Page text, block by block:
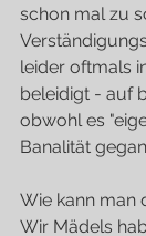
schon mal zu
leider oftmals
beleidigt - auf
obwohl es
Banalität
Wie kann man
Wir Mädels